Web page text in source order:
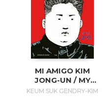
MI AMIGO KIM
JONG-UN / MY
FRIEND KIM JONG-
KEUM SUK GENDRY-KIM